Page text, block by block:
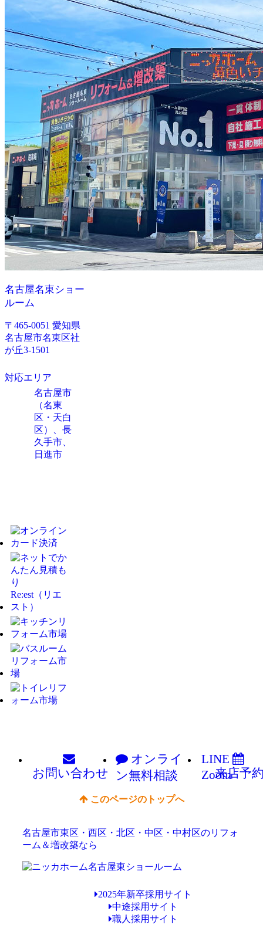
名古屋名東ショー
ルーム
〒465-0051 愛知県
名古屋市名東区社
が丘3-1501
対応エリア
名古屋市
（名東
区・天白
区）、長
久手市、
日進市
お問い合わせ
オンライ
ン無料相談
LINE
Zoom
来店予
このページのトップへ
名古屋市東区・西区・北区・中区・中村区のリフォ
ーム＆増改築なら
2025年新卒採用サイト
中途採用サイト
職人採用サイト